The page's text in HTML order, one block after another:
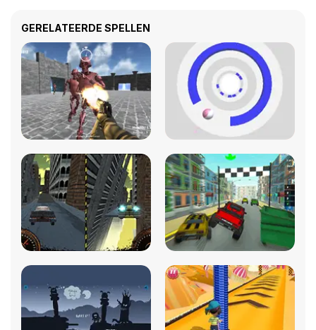
GERELATEERDE SPELLEN